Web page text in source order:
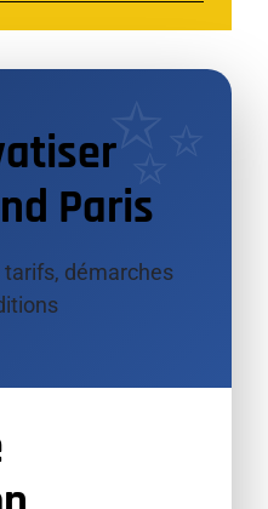
Paris
démarches